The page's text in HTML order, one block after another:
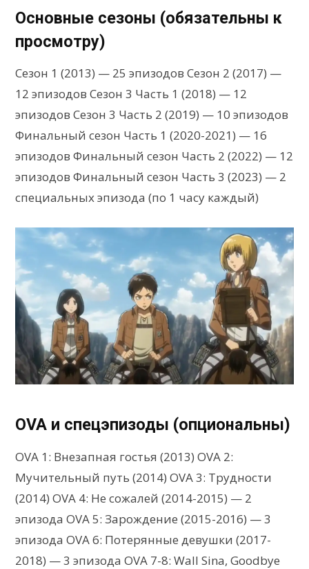
Основные сезоны (обязательны к
просмотру)
Сезон 1 (2013) — 25 эпизодов Сезон 2 (2017) —
12 эпизодов Сезон 3 Часть 1 (2018) — 12
эпизодов Сезон 3 Часть 2 (2019) — 10 эпизодов
Финальный сезон Часть 1 (2020-2021) — 16
эпизодов Финальный сезон Часть 2 (2022) — 12
эпизодов Финальный сезон Часть 3 (2023) — 2
специальных эпизода (по 1 часу каждый)
OVA и спецэпизоды (опциональны)
OVA 1: Внезапная гостья (2013) OVA 2:
Мучительный путь (2014) OVA 3: Трудности
(2014) OVA 4: Не сожалей (2014-2015) — 2
эпизода OVA 5: Зарождение (2015-2016) — 3
эпизода OVA 6: Потерянные девушки (2017-
2018) — 3 эпизода OVA 7-8: Wall Sina, Goodbye